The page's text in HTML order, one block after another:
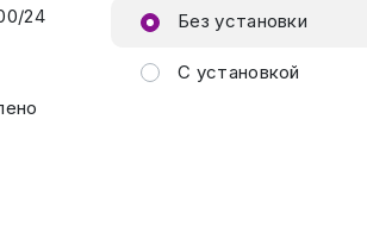
24 Без установки
С установкой